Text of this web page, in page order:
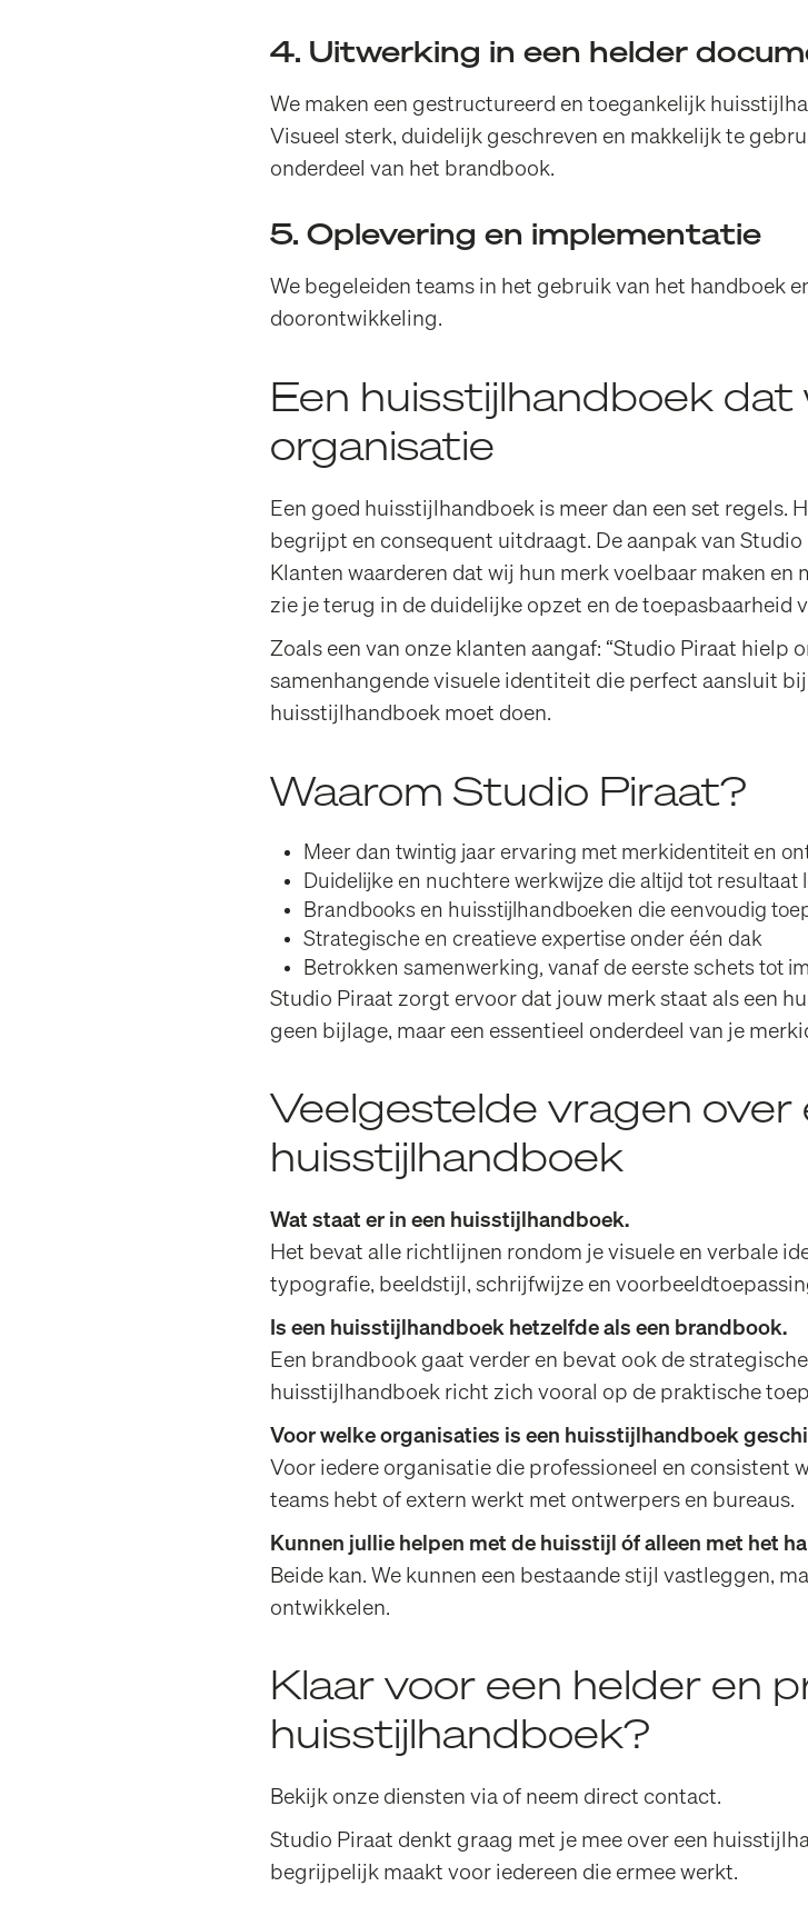
4. Uitwerking in een helder
We maken een gestructureerd en toegankelijk
Visueel sterk, duidelijk geschreven en makkelijk te
onderdeel van het brandbook.
5. Oplevering en implementatie
We begeleiden teams in het gebruik van het handboek
doorontwikkeling.
Een huisstijlhandboek
organisatie
Een goed huisstijlhandboek is meer dan een set regels.
begrijpt en consequent uitdraagt. De aanpak van
Klanten waarderen dat wij hun merk voelbaar maken en
zie je terug in de duidelijke opzet en de toepasbaarheid
Zoals een van onze klanten aangaf: “Studio Piraat hielp
samenhangende visuele identiteit die perfect aansluit
huisstijlhandboek moet doen.
Waarom Studio Piraat?
Meer dan twintig jaar ervaring met merkidentiteit en
Duidelijke en nuchtere werkwijze die altijd tot resultaat
Brandbooks en huisstijlhandboeken die eenvoudig
Strategische en creatieve expertise onder één dak
Betrokken samenwerking, vanaf de eerste schets tot
Studio Piraat zorgt ervoor dat jouw merk staat als een
geen bijlage, maar een essentieel onderdeel van je
Veelgestelde vragen over
huisstijlhandboek
Wat staat er in een huisstijlhandboek.
Het bevat alle richtlijnen rondom je visuele en verbale
typografie, beeldstijl, schrijfwijze en
Is een huisstijlhandboek hetzelfde als een brandbook.
Een brandbook gaat verder en bevat ook de
huisstijlhandboek richt zich vooral op de praktische
Voor welke organisaties is een huisstijlhandboek
Voor iedere organisatie die professioneel en consistent
teams hebt of extern werkt met ontwerpers en bureaus.
Kunnen jullie helpen met de huisstijl óf alleen met het
Beide kan. We kunnen een bestaande stijl vastleggen,
ontwikkelen.
Klaar voor een helder en
huisstijlhandboek?
Bekijk onze diensten via of neem direct contact.
Studio Piraat denkt graag met je mee over een
begrijpelijk maakt voor iedereen die ermee werkt.